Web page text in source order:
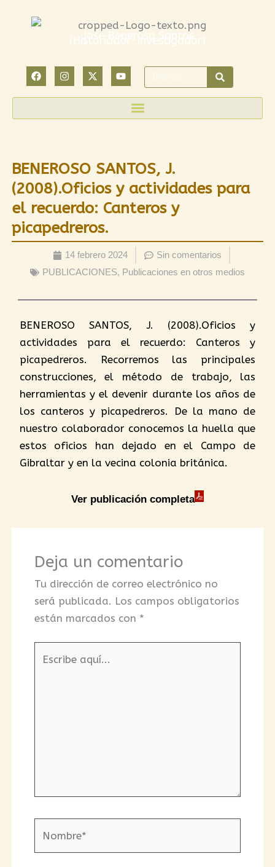
José Beneroso Santos
(Historiador-Investigador)
F
a
c
e
o
I
n
s
t
g
X
-
t
w
t
Y
o
u
t
b
BENEROSO SANTOS, J.
(2008).Oficios y actividades para
el recuerdo: Canteros y
picapedreros.
14 febrero 2024
Sin comentarios
PUBLICACIONES, Publicaciones en otros medios
BENEROSO SANTOS, J. (2008).Oficios y
actividades para el recuerdo: Canteros y
picapedreros. Recorremos las principales
construcciones, el método de trabajo, las
herramientas y el devenir durante los años de
los canteros y picapedreros. De la mano de
nuestro colaborador conocemos la huella que
estos oficios han dejado en el Campo de
Gibraltar y en la vecina colonia británica.
Ver publicación completa
Deja un comentario
Tu dirección de correo electrónico no
será publicada. Los campos obligatorios
están marcados con *